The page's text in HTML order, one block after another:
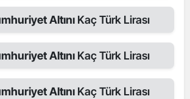
Altını Kaç Türk Lirası
Altını Kaç Türk Lirası
AltınıKaç Türk Lirası